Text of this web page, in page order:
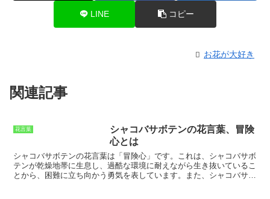
LINE コピー
お花が大好き
関連記事
花言葉
シャコバサボテンの花言葉、冒険
心とは
シャコバサボテンの花言葉は「冒険心」です。これは、シャコバサボ
テンが乾燥地帯に生息し、過酷な環境に耐えながら生き抜いているこ
とから、困難に立ち向かう勇気を表しています。
また、シャコバサボ